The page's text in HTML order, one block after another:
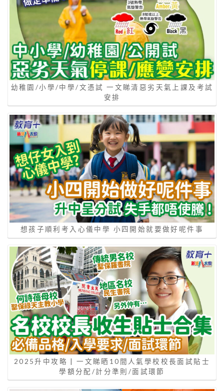
幼稚園/小學/中學/文憑試 一文睇清惡劣天氣上課及考試
安排
想孩子順利考入心儀中學 小四開始就要做好呢件事
2025升中攻略 | 一文睇晒10間人氣學校校長面試貼士
學額分配/計分準則/面試環節